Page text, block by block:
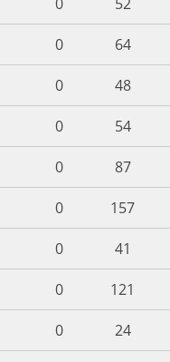
0
64
0
48
0
54
0
87
0
157
0
41
0
121
0
24